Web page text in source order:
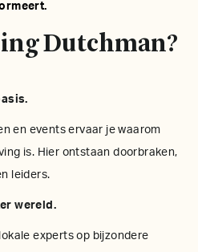
Dutchman?
en events ervaar je waarom
is. Hier ontstaan doorbraken,
leiders.
wereld.
experts op bijzondere